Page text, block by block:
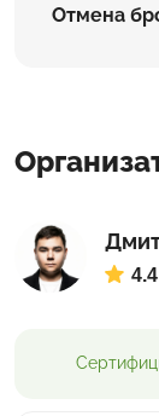
Отмена
4.4